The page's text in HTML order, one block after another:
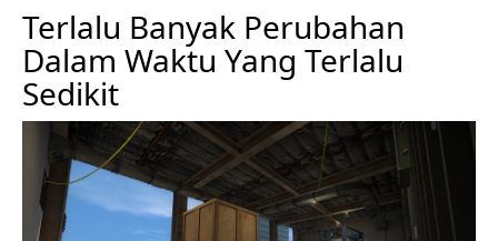
Terlalu Banyak Perubahan
Dalam Waktu Yang Terlalu
Sedikit